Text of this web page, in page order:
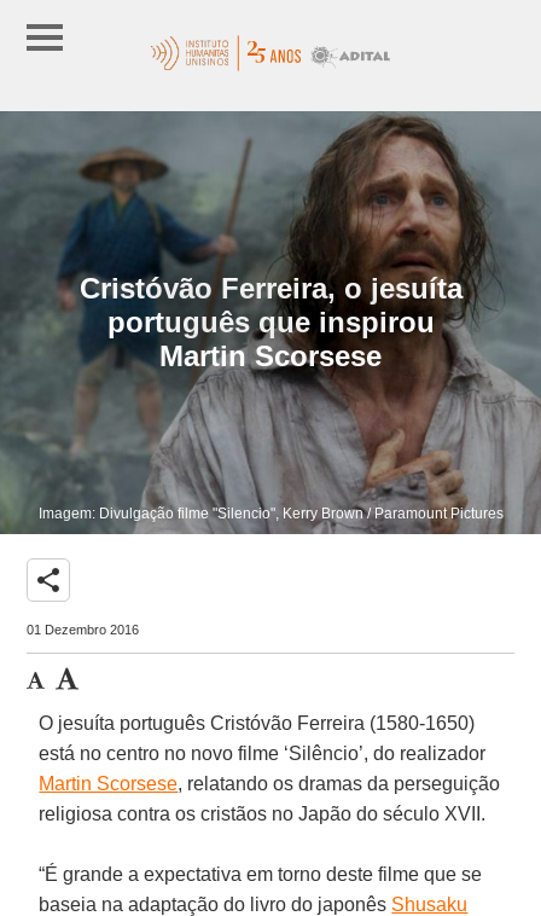
Cristóvão Ferreira, o jesuíta
português que inspirou
Martin Scorsese
Imagem: Divulgação filme "Silencio", Kerry Brown / Paramount Pictures
share
01 Dezembro 2016
O jesuíta português Cristóvão Ferreira (1580-1650)
está no centro no novo filme ‘Silêncio’, do realizador
Martin Scorsese, relatando os dramas da perseguição
religiosa contra os cristãos no Japão do século XVII.
“É grande a expectativa em torno deste filme que se
baseia na adaptação do livro do japonês Shusaku